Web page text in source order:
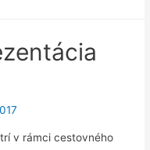
v rámci cestovného